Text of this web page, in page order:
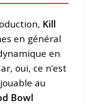
Kill
en général
en
oui, ce n’est
au
Bowl